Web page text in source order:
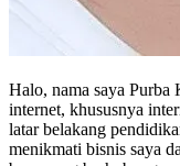
Halo, nama saya Purba
internet, khususnya
latar belakang
menikmati bisnis saya